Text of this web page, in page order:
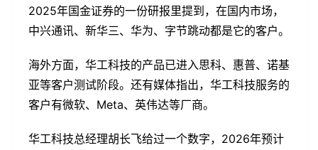
2025年国金证券的一份研报里提到，在国内市场，
中兴通讯、新华三、华为、字节跳动都是它的客户。
海外方面，华工科技的产品已进入思科、惠普、诺基
亚等客户测试阶段。还有媒体指出，华工科技服务的
客户有微软、Meta、英伟达等厂商。
华工科技总经理胡长飞给过一个数字，2026年预计